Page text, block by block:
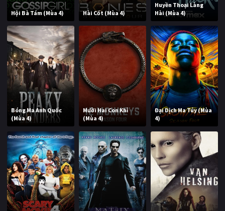
Hội Bà Tám (Mùa 4) Hài Cốt (Mùa 4)
Huyền Thoại Làng
Hài (Mùa 4)
Bóng Ma Anh Quốc
(Mùa 4)
Mười Hai Con Khỉ
(Mùa 4)
Đại Dịch Ma Túy (Mùa
4)